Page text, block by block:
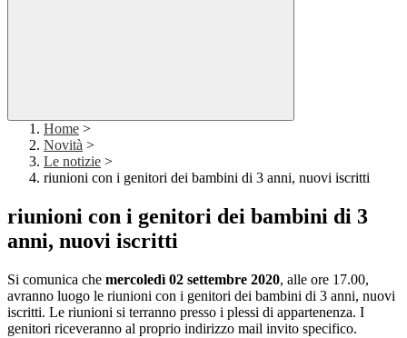
Home >
Novità >
Le notizie >
riunioni con i genitori dei bambini di 3 anni, nuovi iscritti
riunioni con i genitori dei bambini di 3
anni, nuovi iscritti
Si comunica che mercoledì 02 settembre 2020, alle ore 17.00,
avranno luogo le riunioni con i genitori dei bambini di 3 anni, nuovi
iscritti. Le riunioni si terranno presso i plessi di appartenenza. I
genitori riceveranno al proprio indirizzo mail invito specifico.